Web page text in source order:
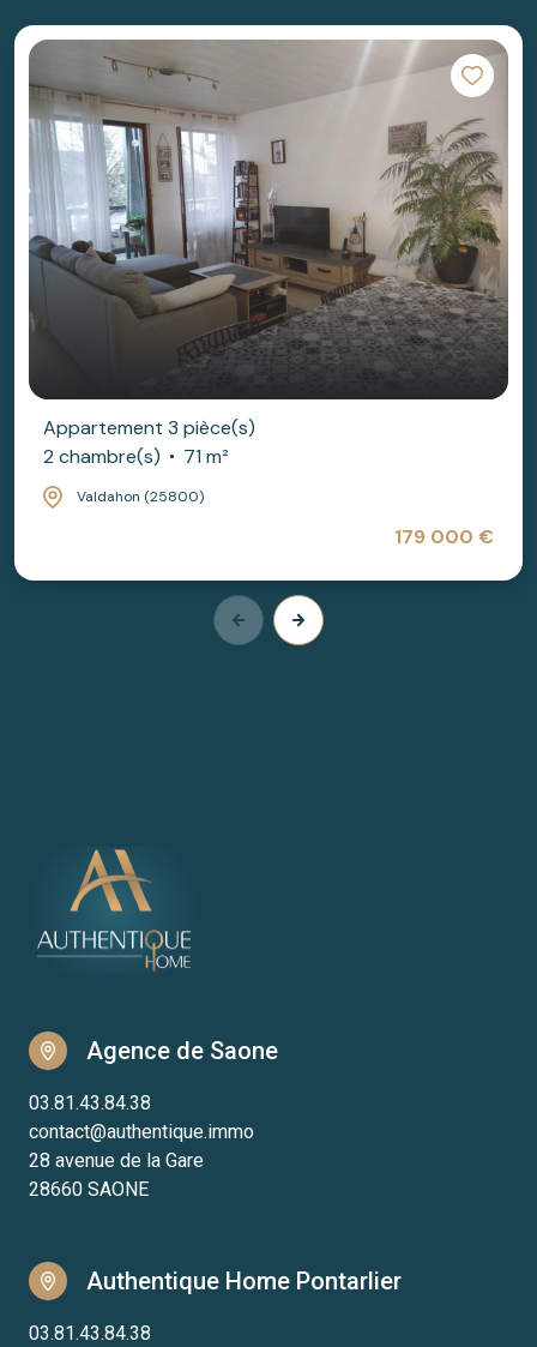
Appartement 3 pièce(s)
2 chambre(s)
71 m²
Valdahon (25800)
179 000 €
Agence de Saone
03.81.43.84.38
contact@authentique.immo
28 avenue de la Gare
28660 SAONE
Authentique Home Pontarlier
03.81.43.84.38